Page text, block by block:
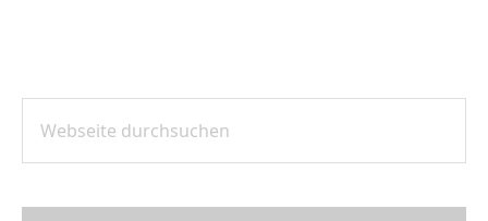
SEITENSPALTE
durchsuchen